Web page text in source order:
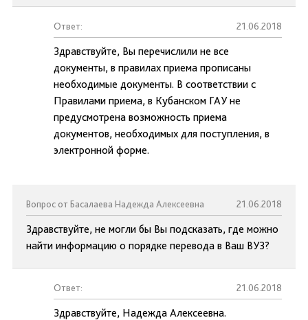
Ответ: 21.06.2018
Здравствуйте, Вы перечислили не все
документы, в правилах приема прописаны
необходимые документы. В соответствии с
Правилами приема, в Кубанском ГАУ не
предусмотрена возможность приема
документов, необходимых для поступления, в
электронной форме.
Вопрос от Басалаева Надежда Алексеевна 21.06.2018
Здравствуйте, не могли бы Вы подсказать, где можно
найти информацию о порядке перевода в Ваш ВУЗ?
Ответ: 21.06.2018
Здравствуйте, Надежда Алексеевна.